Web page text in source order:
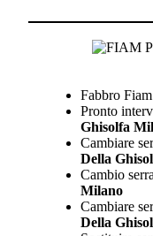
Fabbro Fiam
Pronto
Ghisolfa
Cambiare
Della
Cambio
Milano
Cambiare
Della